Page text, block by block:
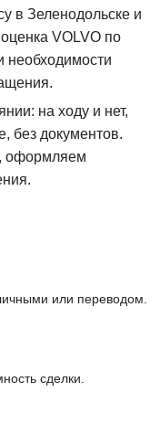
в Зеленодольске и
VOLVO по
необходимости
на ходу и нет,
без документов.
оформляем
или переводом.
сделки.